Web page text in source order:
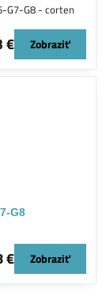
G7-G8 - corten
€ Zobraziť
G8
€ Zobraziť